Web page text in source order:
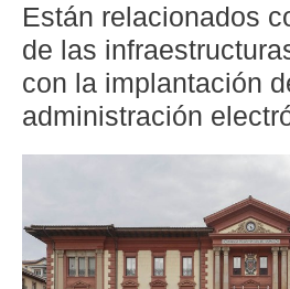
Están relacionados
de las
con la implantación
administración